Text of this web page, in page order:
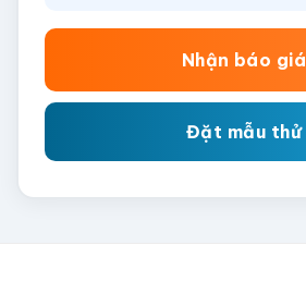
Nhận báo giá
Đặt mẫu thử